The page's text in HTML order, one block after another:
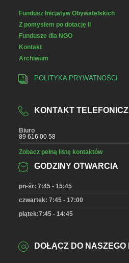
Fundusz Inicjatyw Obywatelskich
Z pomysłem po dotację II
Fundusze dla NGO
Kontakt
Archiwum
POLITYKA PRYWATNOŚCI
KONTAKT
Biuro
89 616 00 58
Zobacz pełną listę kontaktów
GODZINY OTWARCIA
pn-śr: 7:45 - 15:45
czwartek: 7:45 - 17:00
piątek:7:45 - 14:45
DOŁĄCZ DO